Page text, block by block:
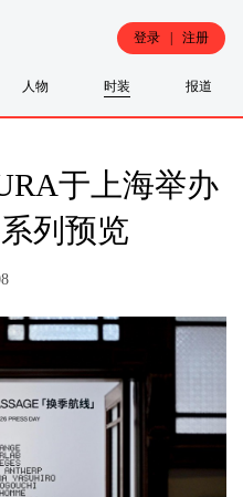
登录 | 注册
人物 时装 报道
于上海举办
列预览